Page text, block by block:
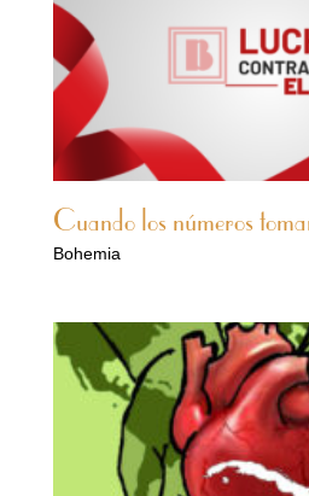
Cuando los números
Bohemia